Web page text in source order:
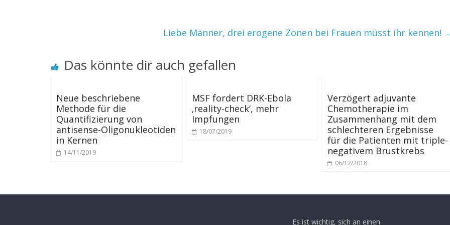
Liebe Männer, drei erogene Zonen bei Frauen müsst ihr kennen!
Das könnte dir auch gefallen
Neue beschriebene
Methode für die
Quantifizierung von
antisense-Oligonukleotiden
in Kernen
14/11/2019
MSF fordert DRK-Ebola
‚reality-check‘, mehr
Impfungen
18/07/2019
Verzögert adjuvante
Chemotherapie im
Zusammenhang mit dem
schlechteren Ergebnisse
für die Patienten mit triple-
negativem Brustkrebs
06/12/2018
Es ist wichtig, sich an einen